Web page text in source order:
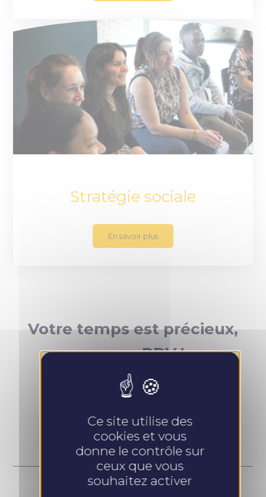
Stratégie sociale
En savoir plus
Votre temps est précieux,
prenez RDV !
Ce site utilise des
cookies et vous
donne le contrôle sur
ceux que vous
souhaitez activer